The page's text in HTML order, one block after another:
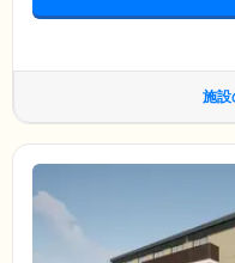
施設